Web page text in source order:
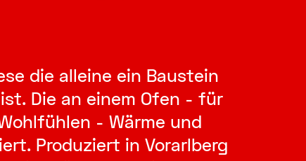
die alleine ein Baustein
Die an einem Ofen - für
- Wärme und
Produziert in Vorarlberg